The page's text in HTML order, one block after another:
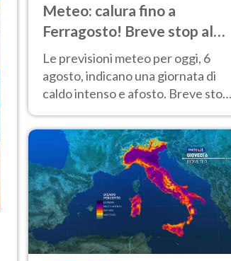
Meteo: calura fino a
Ferragosto! Breve stop al
Nord tra 7 e 9 agosto
Le previsioni meteo per oggi, 6
agosto, indicano una giornata di
caldo intenso e afosto. Breve stop
Nord.